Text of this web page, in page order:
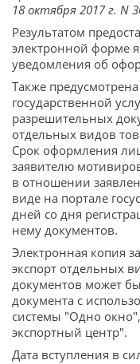
18 октября 2017 г. N
Результатом
электронной форме
уведомления об
Также
государственной
разрешительных
отдельных видов
Срок оформления
заявителю
в отношении
виде на портале
дней со дня
нему документов.
Электронная копия
экспорт отдельных
документов может
документа с
системы "Одно
экспортный центр".
Дата вступления в